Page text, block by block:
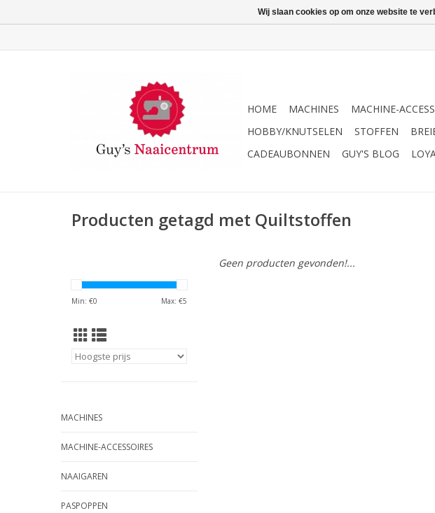
HOME MACHINES MACHINE-
HOBBY/KNUTSELEN
STOFFEN
CADEAUBONNEN
GUY'S BLOG
Producten getagd met Quiltstoffen
Min: €0 Max: €5
MACHINES
MACHINE-ACCESSOIRES
NAAIGAREN
PASPOPPEN
Geen producten gevonden!...
Wij slaan cookies op om onze website te